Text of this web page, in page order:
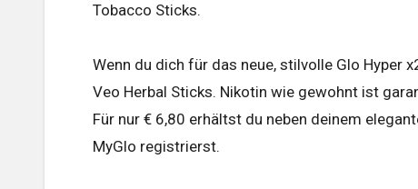
Tobacco Sticks.
Wenn du dich für das neue, stilvolle Glo Hyper
Veo Herbal Sticks. Nikotin wie gewohnt ist
Für nur € 6,80 erhältst du neben deinem
MyGlo registrierst.